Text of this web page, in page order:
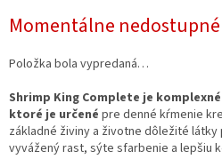
cena:
Momentálne nedostupné
Položka bola vypredaná…
Shrimp King Complete je
ktoré je určené pre denné kŕmenie
základné živiny a životne dôležité
vyvážený rast, sýte sfarbenie a lepšiu